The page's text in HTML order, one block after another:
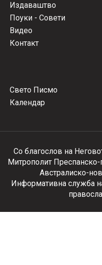
Издаваштво
Поуки - Совети
Видео
Контакт
Свето Писмо
Календар
Со благослов на
Митрополит Преспанско-
Австралиско-
Информативна служба